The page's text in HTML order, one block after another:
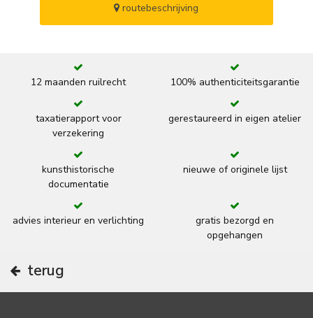
routebeschrijving
12 maanden ruilrecht 100% authenticiteitsgarantie
taxatierapport voor
verzekering
gerestaureerd in eigen atelier
kunsthistorische
documentatie
nieuwe of originele lijst
advies interieur en verlichting
gratis bezorgd en
opgehangen
terug